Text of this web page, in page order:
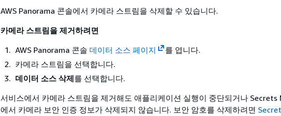
AWS Panorama 콘솔에서 카메라 스트림을 삭제할 수 있습니다.
카메라 스트림을 제거하려면
AWS Panorama 콘솔 데이터 소스 페이지
를 엽니다.
카메라 스트림을 선택합니다.
데이터 소스 삭제를 선택합니다.
서비스에서 카메라 스트림을 제거해도 애플리케이션 실행이 중단되거나 Secrets
에서 카메라 보안 인증 정보가 삭제되지 않습니다. 보안 암호를 삭제하려면